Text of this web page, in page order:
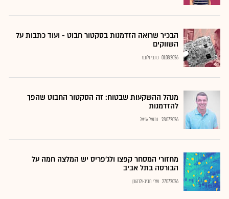
הבכיר שרואה הזדמנות בסקטור חבוט - ועוד כתבות על
השווקים
01.08.2026 כתבי גלובס
מנהל ההשקעות שבטוח: זה הסקטור החבוט שהפך
להזדמנות
28.07.2026 נתנאל אריאל
מחזורי המסחר קפצו ולג'פריס יש המלצה חמה על
הבורסה בתל אביב
27.07.2026 שירי חביב-ולדהורן